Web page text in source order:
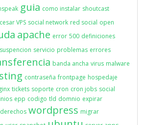
guia como instalar shoutcast
VPS social network red social open
apache error 500 definiciones
suspencion servicio problemas errores
banda ancha virus malware
contraseña frontpage hospedaje
tickets soporte cron cron jobs social
epp codigo tld domnio expirar
derechos wordpress migrar